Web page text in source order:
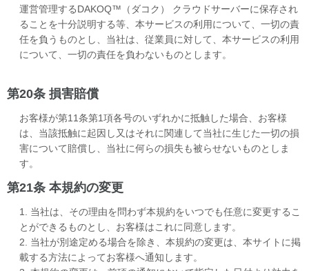
運営管理するDAKOQ™（ダコク） クラウドサーバーに保存され
ることを十分説明する等、本サービスの利用について、一切の責
任を負うものとし、当社は、従業員に対して、本サービスの利用
について、一切の責任を負わないものとします。
第20条 損害賠償
お客様が第11条第1項各号のいずれかに抵触した場合、お客様
は、当該抵触に起因し又はそれに関連して当社に生じた一切の損
害について賠償し、当社に何らの損失も被らせないものとしま
す。
第21条 本規約の変更
1. 当社は、その理由を問わず本規約をいつでも任意に変更するこ
とができるものとし、お客様はこれに同意します。
2. 当社が別途定める場合を除き、本規約の変更は、本サイトに掲
載する方法によってお客様へ通知します。